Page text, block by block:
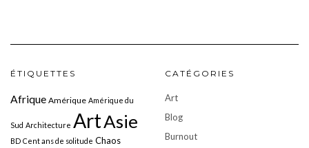
ÉTIQUETTES
Afrique Amérique Amérique du
Sud Architecture ArtAsie
BD Cent ans de solitude Chaos
CATÉGORIES
Art
Blog
Burnout